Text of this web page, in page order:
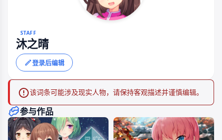
STAFF
沐之晴
登录后编辑
该词条可能涉及现实人物，请保持客观描述并谨慎编辑。
参与作品